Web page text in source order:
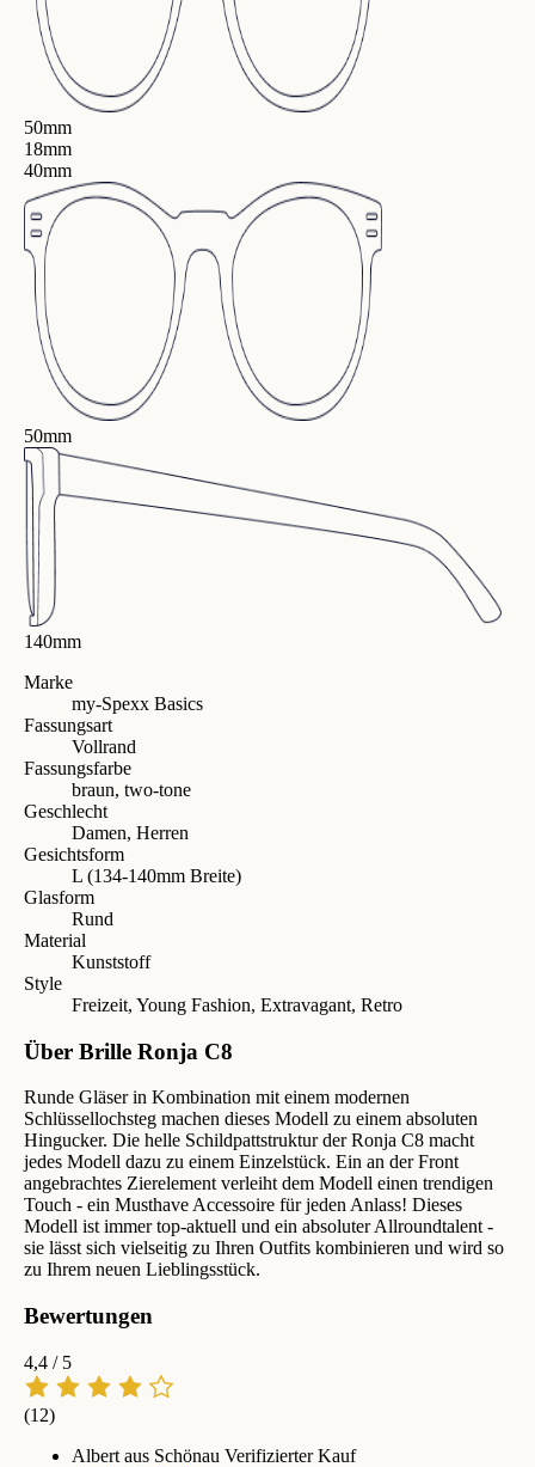
50mm
18mm
40mm
50mm
140mm
Marke
my-Spexx Basics
Fassungsart
Vollrand
Fassungsfarbe
braun, two-tone
Geschlecht
Damen, Herren
Gesichtsform
L (134-140mm Breite)
Glasform
Rund
Material
Kunststoff
Style
Freizeit, Young Fashion, Extravagant, Retro
Über Brille Ronja C8
Runde Gläser in Kombination mit einem modernen
Schlüssellochsteg machen dieses Modell zu einem absoluten
Hingucker. Die helle Schildpattstruktur der Ronja C8 macht
jedes Modell dazu zu einem Einzelstück. Ein an der Front
angebrachtes Zierelement verleiht dem Modell einen trendigen
Touch - ein Musthave Accessoire für jeden Anlass! Dieses
Modell ist immer top-aktuell und ein absoluter Allroundtalent -
sie lässt sich vielseitig zu Ihren Outfits kombinieren und wird so
zu Ihrem neuen Lieblingsstück.
Bewertungen
4,4 / 5
(12)
Albert aus Schönau Verifizierter Kauf